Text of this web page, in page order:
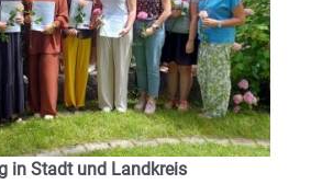
in Stadt und Landkreis